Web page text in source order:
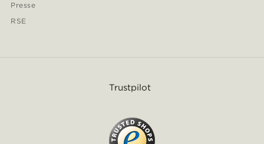
Presse
RSE
Trustpilot